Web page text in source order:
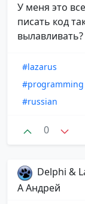
У меня это
писать код
вылавливать?
#lazarus
#programming
#russian
0
Delphi &
А Андрей